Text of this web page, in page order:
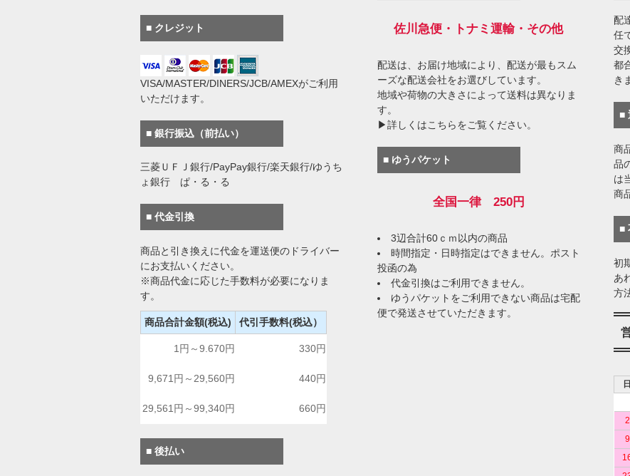
■ クレジット
VISA/MASTER/DINERS/JCB/AMEXがご利用
いただけます。
■ 銀行振込（前払い）
三菱ＵＦＪ銀行/PayPay銀行/楽天銀行/ゆうち
ょ銀行 ぱ・る・る
■ 代金引換
商品と引き換えに代金を運送便のドライバー
にお支払いください。
※商品代金に応じた手数料が必要になりま
す。
商品合計金額(税込) 代引手数料(税込）
1円～9.670円 330円
9,671円～29,560円 440円
29,561円～99,340円 660円
■ 後払い
佐川急便・トナミ運輸・その他
配送は、お届け地域により、配送が最もスム
ーズな配送会社をお選びしています。
地域や荷物の大きさによって送料は異なりま
す。
▶詳しくはこちらをご覧ください。
■ ゆうパケット
全国一律 250円
3辺合計60ｃｍ以内の商品
時間指定・日時指定はできません。ポスト
投函の為
代金引換はご利用できません。
ゆうパケットをご利用できない商品は宅配
便で発送させていただきます。
配
任
交
都
き
■
商
品
は
商
■
初
あ
方
日
2
9